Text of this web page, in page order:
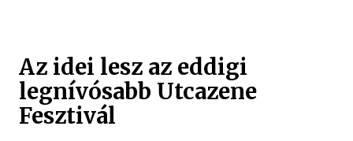
Az idei lesz az eddigi
legnívósabb Utcazene
Fesztivál